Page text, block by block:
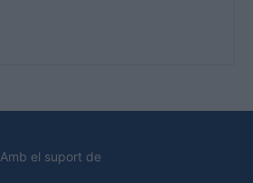
Amb el suport de